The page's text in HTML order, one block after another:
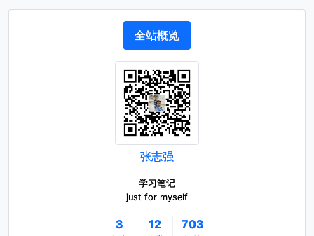
全站概览
张志强
学习笔记
just for myself
3 12 703